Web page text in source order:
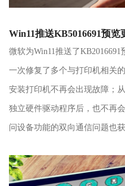
Win11推送KB5016691预
微软为Win11推送了
一次修复了多个与打印机相关
安装打印机不再会出现故障；
独立硬件驱动程序后，也不再
问设备功能的双向通信问题